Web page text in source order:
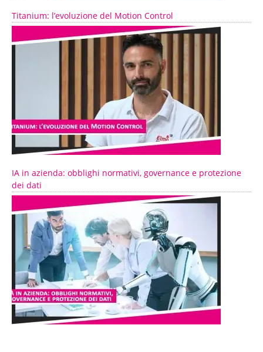
Titanium: l’evoluzione del Motion Control
IA in azienda: obblighi normativi, governance e protezione
dei dati